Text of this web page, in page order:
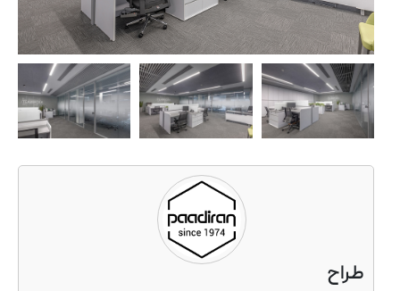
14
14
طراح
مبل و صندلی
پارتیشن اداری